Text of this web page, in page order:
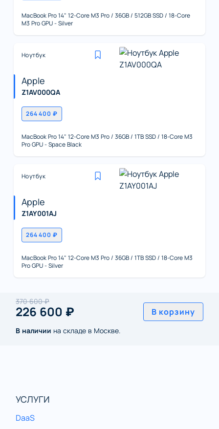
MacBook Pro 14" 12-Core M3 Pro / 36GB / 512GB SSD / 18-Core
M3 Pro GPU - Silver
Ноутбук
Apple
Z1AV000QA
264 400 ₽
MacBook Pro 14" 12-Core M3 Pro / 36GB / 1TB SSD / 18-Core M3
Pro GPU - Space Black
Ноутбук
Apple
Z1AY001AJ
264 400 ₽
MacBook Pro 14" 12-Core M3 Pro / 36GB / 1TB SSD / 18-Core M3
Pro GPU - Silver
226 600 ₽
370 600 ₽
В корзину
В наличии на складе в Москве.
УСЛУГИ
DaaS